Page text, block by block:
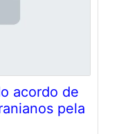
acordo de
pela